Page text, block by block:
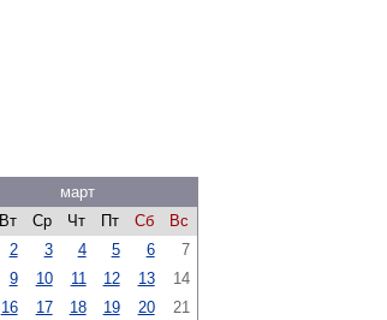
март
Вт Ср Чт Пт Сб
Вс
2 3 4 5 6
7
9 10 11 12 13
14
16 17 18 19 20
21